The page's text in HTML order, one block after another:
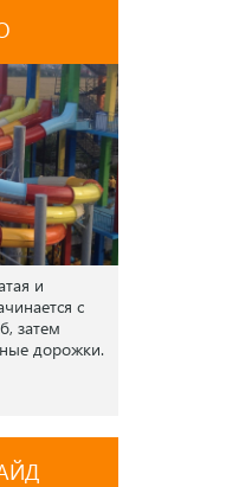
и
с
затем
дорожки.